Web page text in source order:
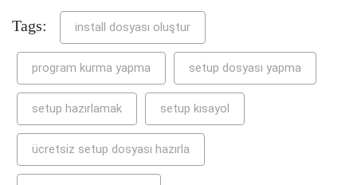
Tags: install dosyası oluştur
program kurma yapma setup dosyası yapma
setup hazırlamak setup kısayol
ücretsiz setup dosyası hazırla